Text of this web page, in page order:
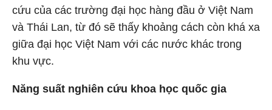
cứu của các trường đại học hàng đầu ở Việt Nam
và Thái Lan, từ đó sẽ thấy khoảng cách còn khá xa
giữa đại học Việt Nam với các nước khác trong
khu vực.
Năng suất nghiên cứu khoa học quốc gia